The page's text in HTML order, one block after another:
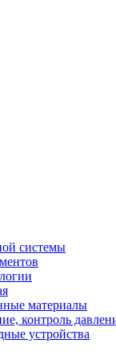
системы
материалы
контроль
устройства